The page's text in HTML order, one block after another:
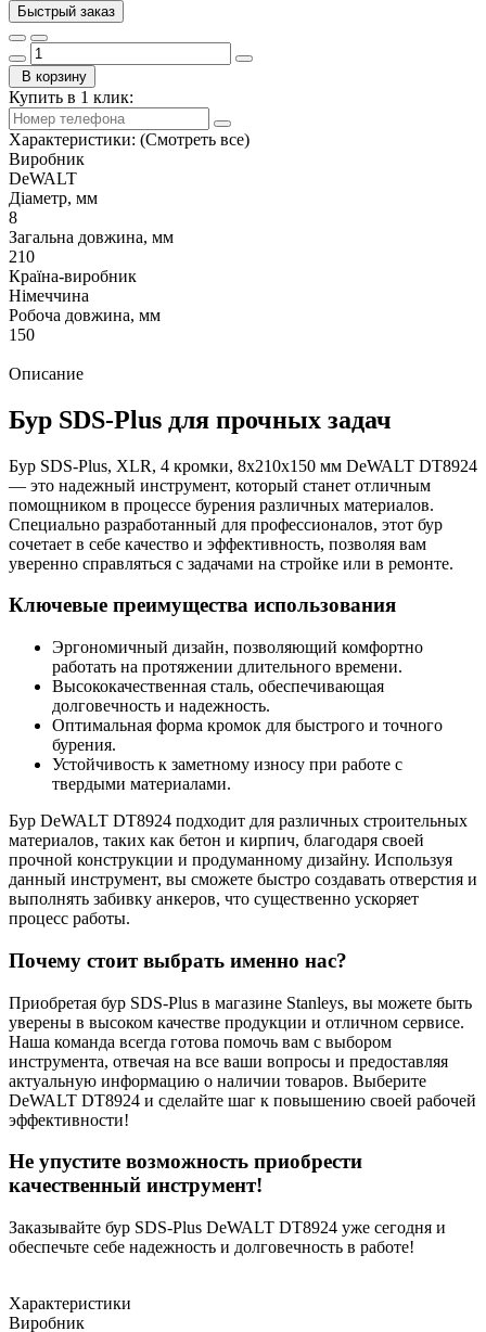
Быстрый заказ
В корзину
Купить в 1 клик:
Характеристики: (Смотреть все)
Виробник
DeWALT
Діаметр, мм
8
Загальна довжина, мм
210
Країна-виробник
Німеччина
Робоча довжина, мм
150
Описание
Бур SDS-Plus для прочных задач
Бур SDS-Plus, XLR, 4 кромки, 8x210x150 мм DeWALT DT8924
— это надежный инструмент, который станет отличным
помощником в процессе бурения различных материалов.
Специально разработанный для профессионалов, этот бур
сочетает в себе качество и эффективность, позволяя вам
уверенно справляться с задачами на стройке или в ремонте.
Ключевые преимущества использования
Эргономичный дизайн, позволяющий комфортно
работать на протяжении длительного времени.
Высококачественная сталь, обеспечивающая
долговечность и надежность.
Оптимальная форма кромок для быстрого и точного
бурения.
Устойчивость к заметному износу при работе с
твердыми материалами.
Бур DeWALT DT8924 подходит для различных строительных
материалов, таких как бетон и кирпич, благодаря своей
прочной конструкции и продуманному дизайну. Используя
данный инструмент, вы сможете быстро создавать отверстия и
выполнять забивку анкеров, что существенно ускоряет
процесс работы.
Почему стоит выбрать именно нас?
Приобретая бур SDS-Plus в магазине Stanleys, вы можете быть
уверены в высоком качестве продукции и отличном сервисе.
Наша команда всегда готова помочь вам с выбором
инструмента, отвечая на все ваши вопросы и предоставляя
актуальную информацию о наличии товаров. Выберите
DeWALT DT8924 и сделайте шаг к повышению своей рабочей
эффективности!
Не упустите возможность приобрести
качественный инструмент!
Заказывайте бур SDS-Plus DeWALT DT8924 уже сегодня и
обеспечьте себе надежность и долговечность в работе!
Характеристики
Виробник